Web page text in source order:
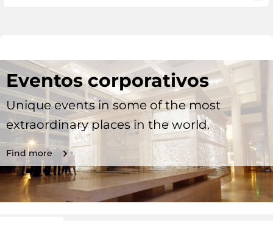
Eventos corporativos
Unique events in some of the most
extraordinary places in the world.
Find more